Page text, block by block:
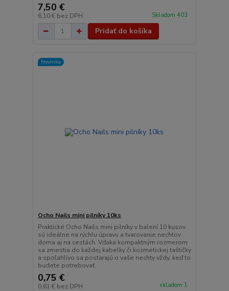
7,50 €
6,10 € bez DPH Skladom 403
Pridať do košíka
Novinka
Ocho Nails mini pilníky 10ks
Praktické Ocho Nails mini pilníky v balení 10 kusov
sú ideálne na rýchlu úpravu a tvarovanie nechtov
doma aj na cestách. Vďaka kompaktným rozmerom
sa zmestia do každej kabelky či kozmetickej taštičky
a spoľahlivo sa postarajú o vaše nechty vždy, keď to
budete potrebovať.
0,75 €
0,61 € bez DPH skladom 1